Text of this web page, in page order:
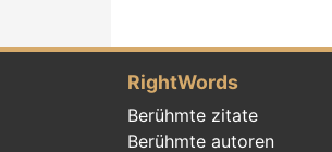
RightWords
Berühmte zitate
Berühmte autoren